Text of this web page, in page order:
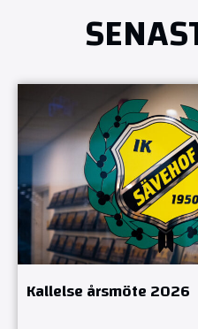
Kallelse årsmöte 2026